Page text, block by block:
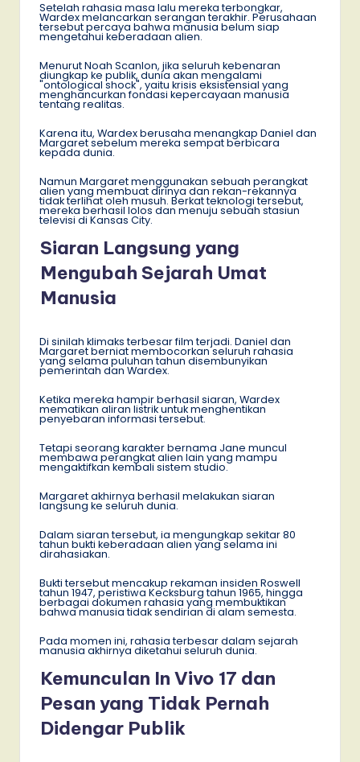
Setelah rahasia masa lalu mereka terbongkar,
Wardex melancarkan serangan terakhir. Perusahaan
tersebut percaya bahwa manusia belum siap
mengetahui keberadaan alien.
Menurut Noah Scanlon, jika seluruh kebenaran
diungkap ke publik, dunia akan mengalami
"ontological shock", yaitu krisis eksistensial yang
menghancurkan fondasi kepercayaan manusia
tentang realitas.
Karena itu, Wardex berusaha menangkap Daniel dan
Margaret sebelum mereka sempat berbicara
kepada dunia.
Namun Margaret menggunakan sebuah perangkat
alien yang membuat dirinya dan rekan-rekannya
tidak terlihat oleh musuh. Berkat teknologi tersebut,
mereka berhasil lolos dan menuju sebuah stasiun
televisi di Kansas City.
Siaran Langsung yang
Mengubah Sejarah Umat
Manusia
Di sinilah klimaks terbesar film terjadi. Daniel dan
Margaret berniat membocorkan seluruh rahasia
yang selama puluhan tahun disembunyikan
pemerintah dan Wardex.
Ketika mereka hampir berhasil siaran, Wardex
mematikan aliran listrik untuk menghentikan
penyebaran informasi tersebut.
Tetapi seorang karakter bernama Jane muncul
membawa perangkat alien lain yang mampu
mengaktifkan kembali sistem studio.
Margaret akhirnya berhasil melakukan siaran
langsung ke seluruh dunia.
Dalam siaran tersebut, ia mengungkap sekitar 80
tahun bukti keberadaan alien yang selama ini
dirahasiakan.
Bukti tersebut mencakup rekaman insiden Roswell
tahun 1947, peristiwa Kecksburg tahun 1965, hingga
berbagai dokumen rahasia yang membuktikan
bahwa manusia tidak sendirian di alam semesta.
Pada momen ini, rahasia terbesar dalam sejarah
manusia akhirnya diketahui seluruh dunia.
Kemunculan In Vivo 17 dan
Pesan yang Tidak Pernah
Didengar Publik